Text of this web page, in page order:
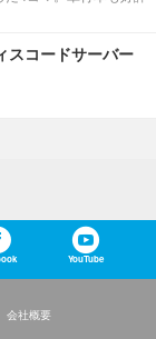
コードサーバー
YouTube
会社概要